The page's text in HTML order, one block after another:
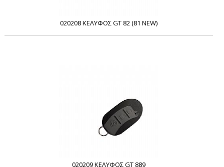
020208 ΚΕΛΥΦΟΣ GT 82 (81 NEW)
020209 ΚΕΛΥΦΟΣ GT 889